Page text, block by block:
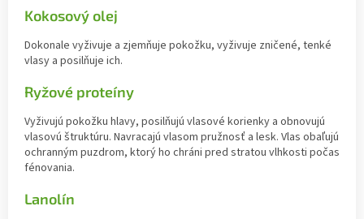
Kokosový olej
Dokonale vyživuje a zjemňuje pokožku, vyživuje zničené, tenké
vlasy a posilňuje ich.
Ryžové proteíny
Vyživujú pokožku hlavy, posilňujú vlasové korienky a obnovujú
vlasovú štruktúru. Navracajú vlasom pružnosť a lesk. Vlas obaľujú
ochranným puzdrom, ktorý ho chráni pred stratou vlhkosti počas
fénovania.
Lanolín